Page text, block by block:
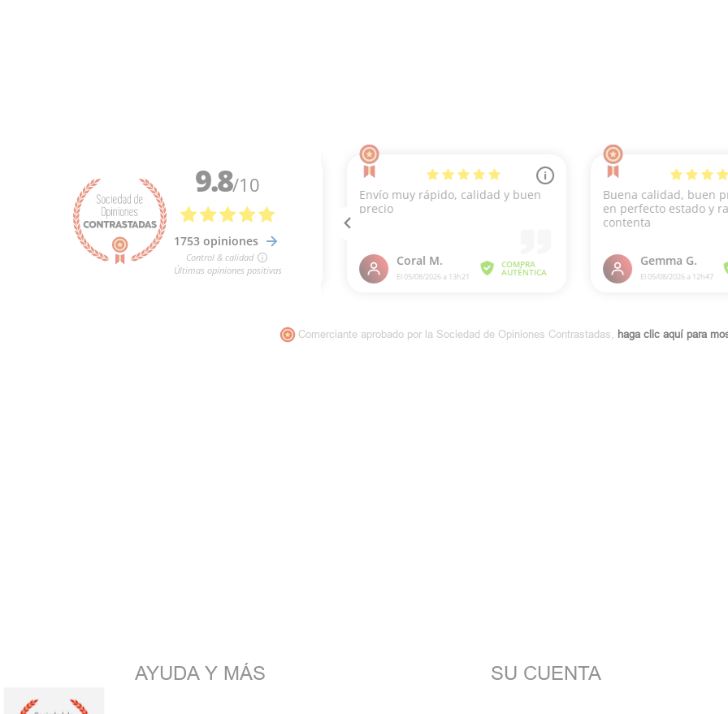
Comerciante aprobado por la Sociedad de Opiniones Contrastadas, haga clic aquí para
AYUDA Y MÁS SU CUENTA